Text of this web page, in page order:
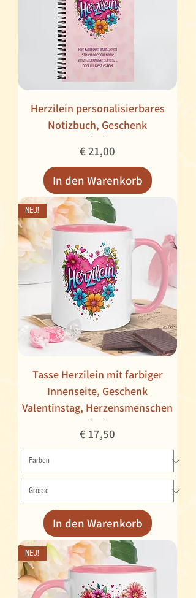
Herzilein personalisierbares
Notizbuch, Geschenk
Preis
€ 21,00
In den Warenkorb
NEU!
Tasse Herzilein mit farbiger
Innenseite, Geschenk
Valentinstag, Herzensmenschen
Preis
€ 17,50
In den Warenkorb
NEU!